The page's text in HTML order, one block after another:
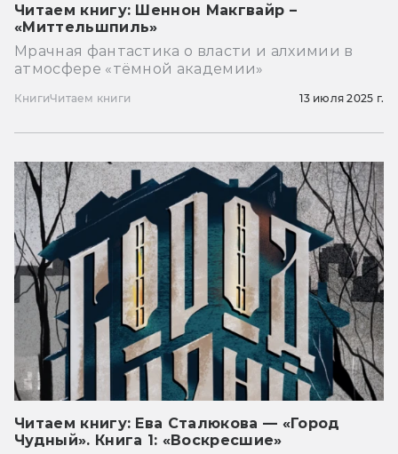
Читаем книгу: Шеннон Макгвайр –
«Миттельшпиль»
Мрачная фантастика о власти и алхимии в
атмосфере «тёмной академии»
КнигиЧитаем книги 13 июля 2025 г.
Читаем книгу: Ева Сталюкова — «Город
Чудный». Книга 1: «Воскресшие»